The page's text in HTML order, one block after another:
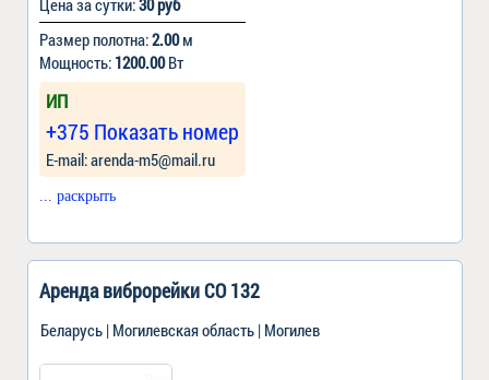
Размер полотна:2.00м
Мощность: 1200.00Вт
ИП
+375 Показать номер
Е-mail: arenda-m5@mail.ru
... раскрыть
Аренда виброрейки СО 132
Беларусь | Могилевская область | Могилев